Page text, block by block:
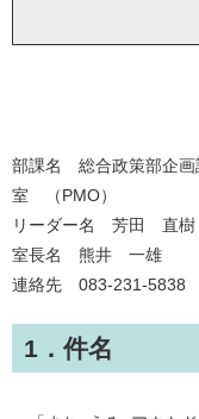
部課名 総合政策部企
室 （PMO）
リーダー名 芳田 直樹
室長名 熊井 一雄
連絡先 083-231-5838
1．件名